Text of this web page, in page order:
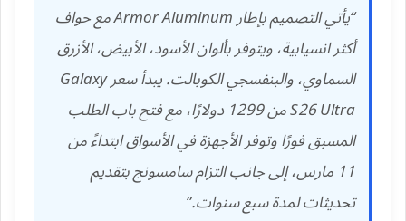
“يأتي التصميم بإطار Armor Aluminum مع حواف
أكثر انسيابية، ويتوفر بألوان الأسود، الأبيض، الأزرق
السماوي، والبنفسجي الكوبالت. يبدأ سعر Galaxy
S26 Ultra من 1299 دولارًا، مع فتح باب الطلب
المسبق فورًا وتوفر الأجهزة في الأسواق ابتداءً من
11 مارس، إلى جانب التزام سامسونج بتقديم
تحديثات لمدة سبع سنوات.”